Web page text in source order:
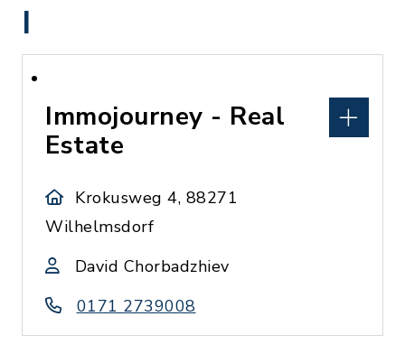
I
Immojourney - Real
Estate
Krokusweg 4, 88271
Wilhelmsdorf
David Chorbadzhiev
0171 2739008